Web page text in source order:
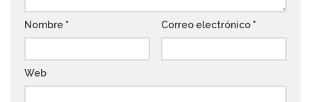
Nombre * Correo electrónico *
Web